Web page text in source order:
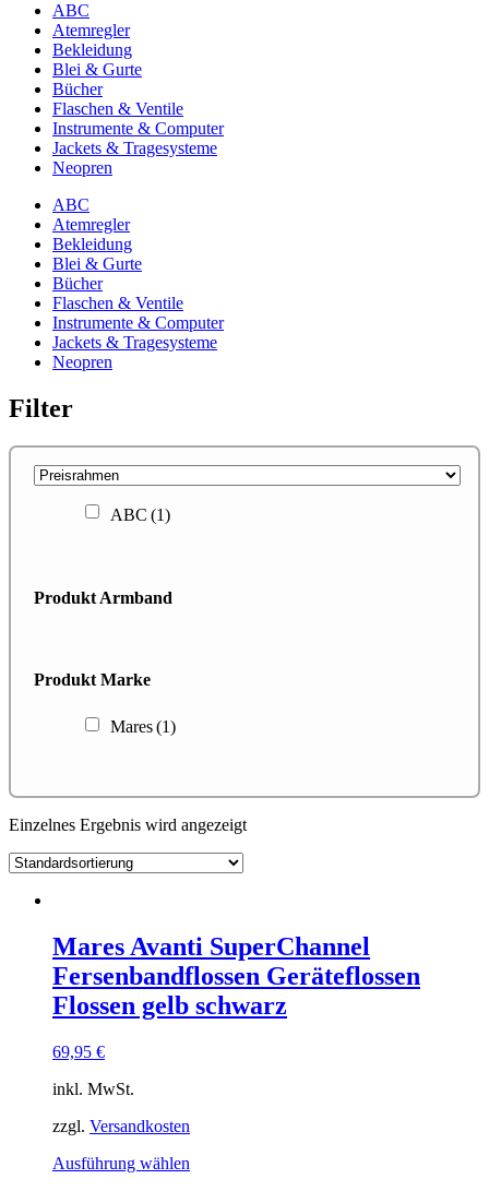
ABC
Atemregler
Bekleidung
Blei & Gurte
Bücher
Flaschen & Ventile
Instrumente & Computer
Jackets & Tragesysteme
Neopren
ABC
Atemregler
Bekleidung
Blei & Gurte
Bücher
Flaschen & Ventile
Instrumente & Computer
Jackets & Tragesysteme
Neopren
Filter
ABC (1)
Produkt Armband
Produkt Marke
Mares(1)
Einzelnes Ergebnis wird angezeigt
Mares Avanti SuperChannel
Fersenbandflossen Geräteflossen
Flossen gelb schwarz
69,95 €
inkl. MwSt.
zzgl. Versandkosten
Ausführung wählen